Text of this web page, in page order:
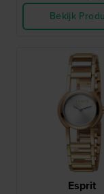
Bekijk
Esprit